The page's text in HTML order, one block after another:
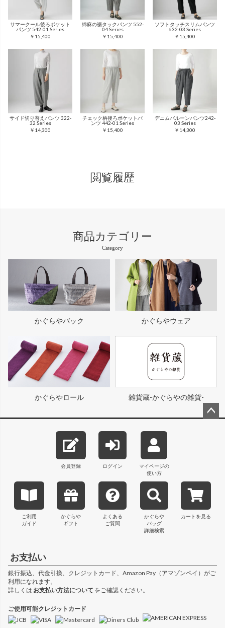
サマークール後ろポケット
パンツ 542-01 Series
￥15,400
綿麻の裾タックパンツ 552-
04 Series
￥15,400
ソフトタッチスリムパンツ
632-03 Series
￥15,400
サイド切り替えパンツ 322-
32 Series
￥14,300
チェック柄後ろポケットパ
ンツ 442-01 Series
￥15,400
デニムバルーンパンツ242-
03 Series
￥14,300
閲覧履歴
商品カテゴリー
Category
かぐらやバック かぐらやウェア
かぐらやロール 雑貨蔵-かぐらやの雑貨-
会員登録 ログイン
マイページの
使い方
ご利用
ガイド
かぐらや
ギフト
よくある
ご質問
かぐらや
バッグ
詳細検索
カートを見る
お支払い
銀行振込、代金引換、クレジットカード、Amazon Pay（アマゾンペイ）がご
利用になれます。
詳しくは お支払い方法について をご確認ください。
ご使用可能クレジットカード